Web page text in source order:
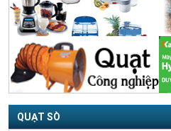
QUẠT SÒ